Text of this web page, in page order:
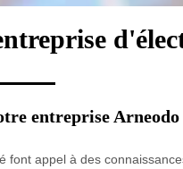
entreprise
font appel à des